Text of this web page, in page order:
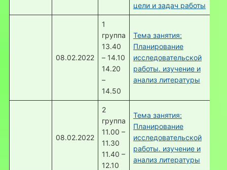
цели и задач работы
08.02.2022
1
группа
13.40
– 14.10
14.20
–
14.50
Тема занятия:
Планирование
исследовательской
работы. изучение и
анализ литературы
08.02.2022
2
группа
11.00 –
11.30
11.40 –
12.10
Тема занятия:
Планирование
исследовательской
работы. изучение и
анализ литературы